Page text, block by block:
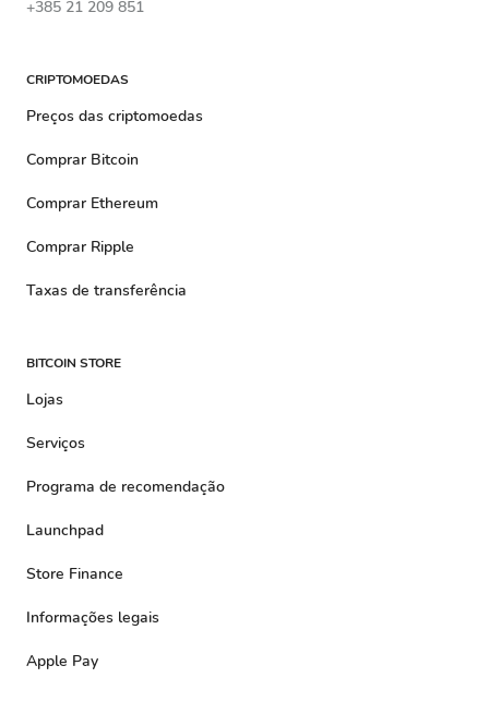
+385 21 209 851
CRIPTOMOEDAS
Preços das criptomoedas
Comprar Bitcoin
Comprar Ethereum
Comprar Ripple
Taxas de transferência
BITCOIN STORE
Lojas
Serviços
Programa de recomendação
Launchpad
Store Finance
Informações legais
Apple Pay